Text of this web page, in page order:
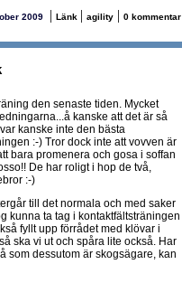
2009 | Länk | agility| 0 kommentar
den senaste tiden. Mycket
kanske att det är så
kanske inte den bästa
:-) Tror dock inte att vovven är
bara promenera och gosa i soffan
De har roligt i hop de två,
:-)
till det normala och med saker
kunna ta tag i kontaktfältsträningen
fyllt upp förrådet med klövar i
ska vi ut och spåra lite också. Har
som dessutom är skogsägare, kan